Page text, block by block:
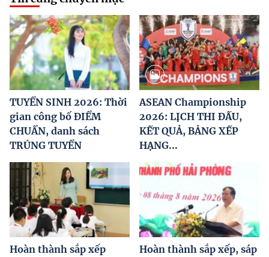
TUYỂN SINH 2026: Thời
gian công bố ĐIỂM
CHUẨN, danh sách
TRÚNG TUYỂN
ASEAN Championship
2026: LỊCH THI ĐẤU,
KẾT QUẢ, BẢNG XẾP
HẠNG...
Hoàn thành sắp xếp
Hoàn thành sắp xếp, sáp